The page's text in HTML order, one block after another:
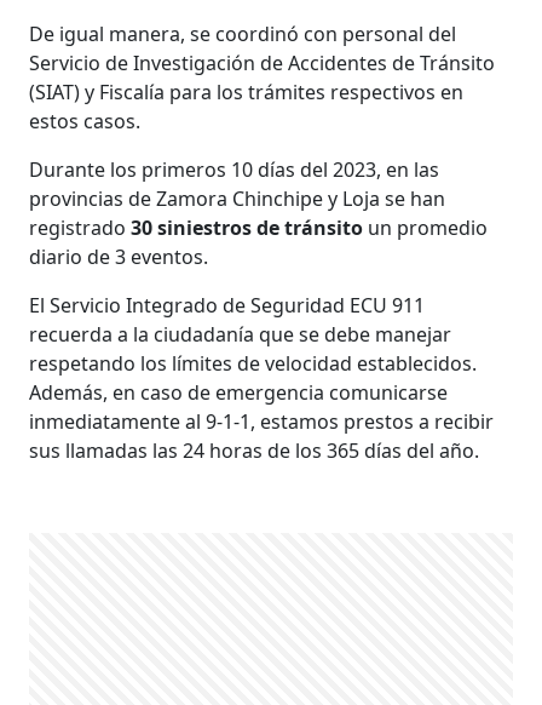
De igual manera, se coordinó con personal del
Servicio de Investigación de Accidentes de Tránsito
(SIAT) y Fiscalía para los trámites respectivos en
estos casos.
Durante los primeros 10 días del 2023, en las
provincias de Zamora Chinchipe y Loja se han
registrado30 siniestros de tránsito un promedio
diario de 3 eventos.
El Servicio Integrado de Seguridad ECU 911
recuerda a la ciudadanía que se debe manejar
respetando los límites de velocidad establecidos.
Además, en caso de emergencia comunicarse
inmediatamente al 9-1-1, estamos prestos a recibir
sus llamadas las 24 horas de los 365 días del año.